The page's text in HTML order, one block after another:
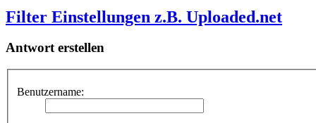
Filter Einstellungen z.B. Uploaded.net
Antwort erstellen
Benutzername: